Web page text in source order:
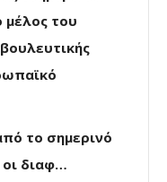
μέλος του
το σημερινό
διαφ…